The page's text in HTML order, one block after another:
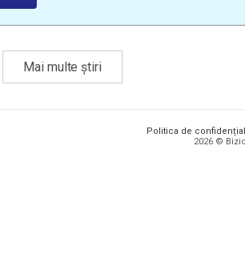
Mai multe știri
Politica de
2026 ©